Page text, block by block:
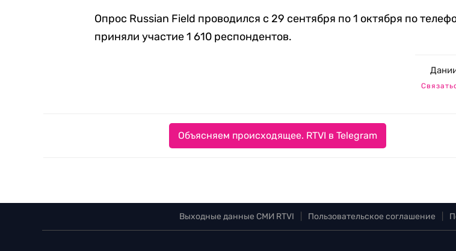
Опрос Russian Field проводился с 29 сентября по 1 октября по
приняли участие 1 610 респондентов.
Объясняем происходящее. RTVI в Telegram
Выходные данные СМИ RTVI Пользовательское соглашение